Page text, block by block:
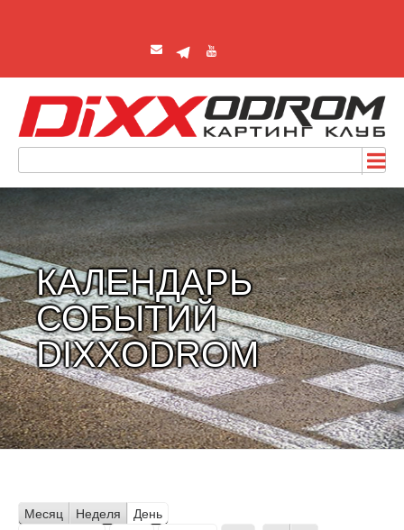
КАЛЕНДАРЬ
СОБЫТИЙ
DIXXODROM
Месяц Неделя День